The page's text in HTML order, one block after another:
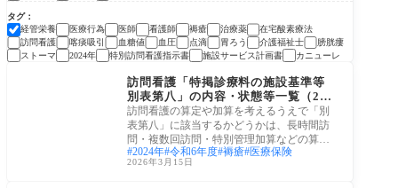
タグ
経管栄養
医療行為 医師 看護師 褥瘡 治療薬
在宅酸素療法
訪問看護
喀痰吸引 血糖値 血圧 点滴 胃ろう 介護福祉士
膀胱瘻
ストーマ
2024年 特別訪問看護指示書 施設サービス計画書 カニューレ
疾病
訪問看護「特掲診療料の施設基準等
別表第八」の内容・状態等一覧（202
4年改定対応）
訪問看護の算定や加算を考えるうえで「別
表第八」に該当するかどうかは、長時間訪
問・複数回訪問・特別管理加算などの算定
に直接
2024年 令和6年度 褥瘡 医療保険
2026年3月15日